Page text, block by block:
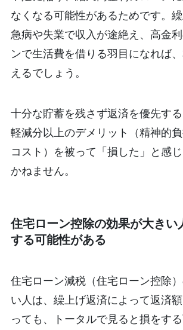
なくなる可能性があるためです。
急病や失業で収入が途絶え、高金
ンで生活費を借りる羽目になれば
えるでしょう。
十分な貯蓄を残さず返済を優先す
軽減分以上のデメリット（精神的
コスト）を被って「損した」と感
かねません。
住宅ローン控除の効果が大きい
する可能性がある
住宅ローン減税（住宅ローン控除
い人は、繰上げ返済によって返済
っても、トータルで見ると損をす